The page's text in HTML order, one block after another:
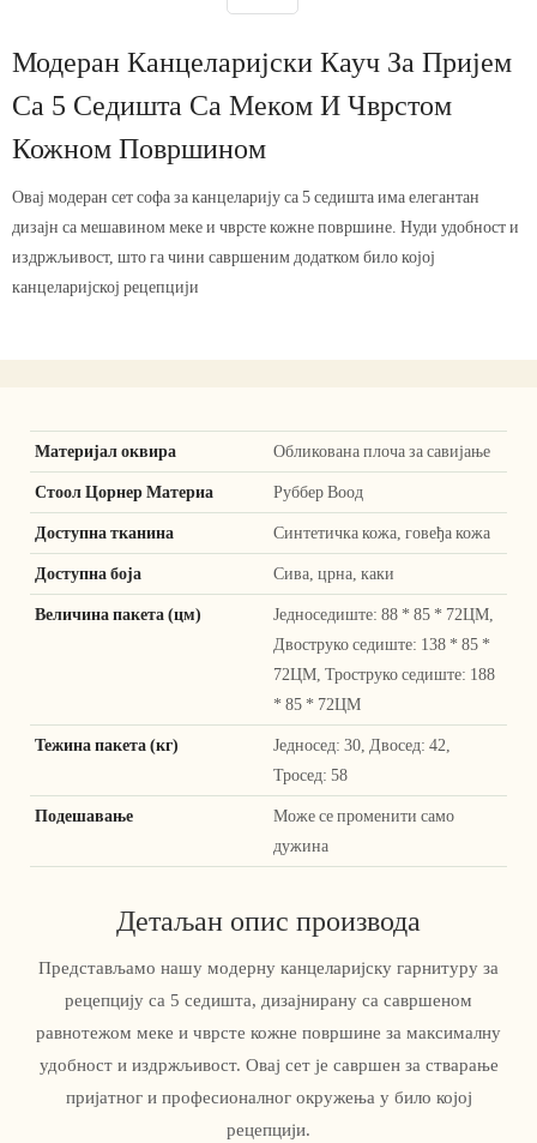
Модеран Канцеларијски Кауч За Пријем
Са 5 Седишта Са Меком И Чврстом
Кожном Површином
Овај модеран сет софа за канцеларију са 5 седишта има елегантан
дизајн са мешавином меке и чврсте кожне површине. Нуди удобност и
издржљивост, што га чини савршеним додатком било којој
канцеларијској рецепцији
Материјал оквира Обликована плоча за савијање
Стоол Цорнер Материа Руббер Воод
Доступна тканина Синтетичка кожа, говеђа кожа
Доступна боја Сива, црна, каки
Величина пакета (цм)
Једноседиште: 88 * 85 * 72ЦМ,
Двоструко седиште: 138 * 85 *
72ЦМ, Троструко седиште: 188
* 85 * 72ЦМ
Тежина пакета (кг)
Једносед: 30, Двосед: 42,
Тросед: 58
Подешавање
Може се променити само
дужина
Детаљан опис производа
Представљамо нашу модерну канцеларијску гарнитуру за
рецепцију са 5 седишта, дизајнирану са савршеном
равнотежом меке и чврсте кожне површине за максималну
удобност и издржљивост. Овај сет је савршен за стварање
пријатног и професионалног окружења у било којој
рецепцији.